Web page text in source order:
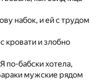
набок, и ей с трудом
кровати и злобно
по-бабски хотела,
мужские рядом